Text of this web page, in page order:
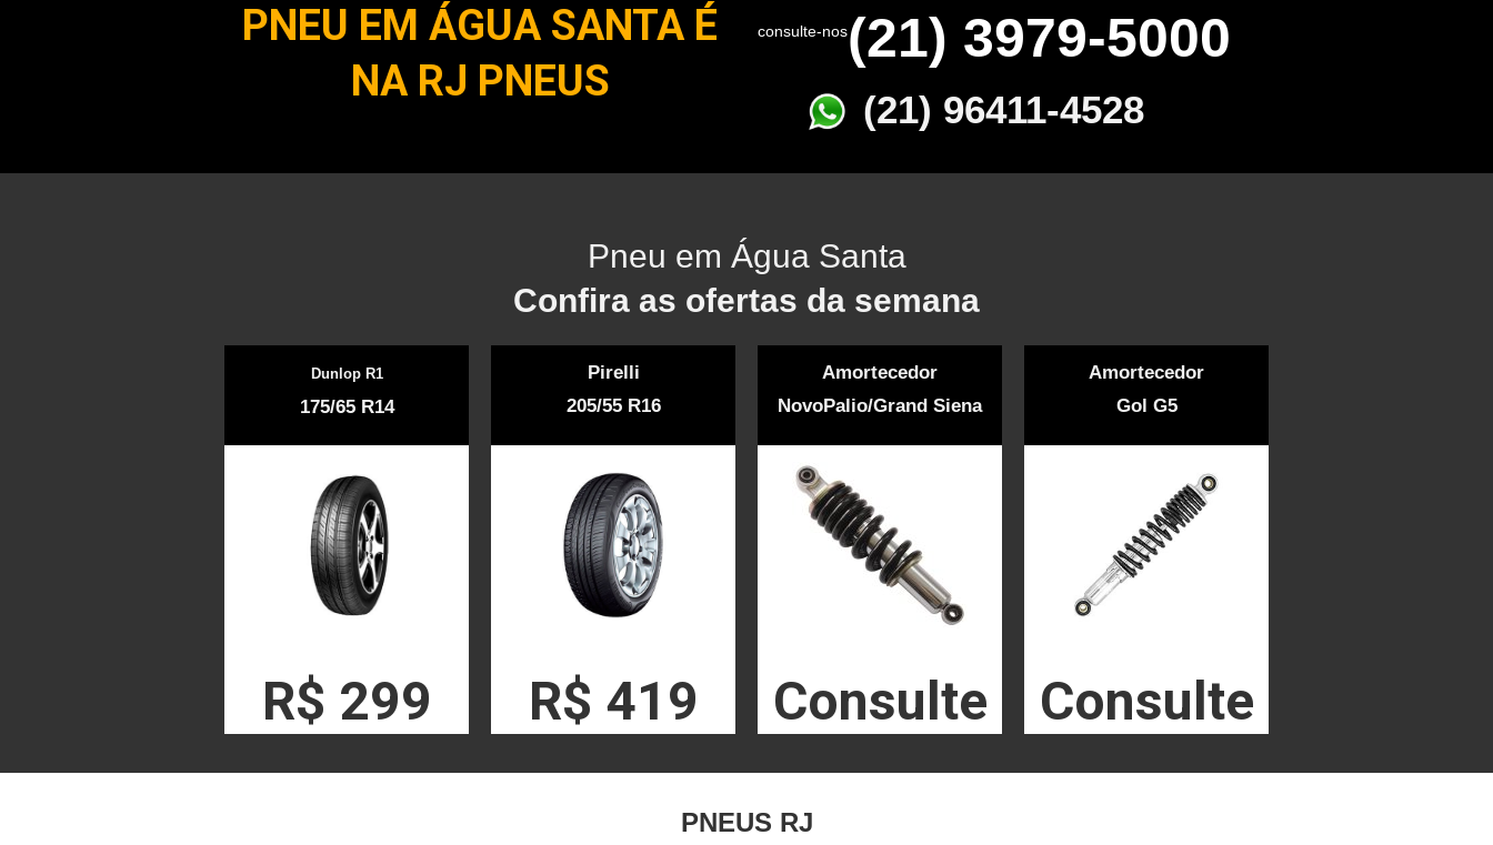
PNEU EM ÁGUA SANTA É
NA RJ PNEUS
consulte-nos(21) 3979-5000
(21) 96411-4528
Pneu em Água Santa
Confira as ofertas da semana
Dunlop R1
175/65 R14
R$ 299
Pirelli
205/55 R16
R$ 419
Amortecedor
NovoPalio/Grand Siena
Consulte
Amortecedor
Gol G5
Consulte
PNEUS RJ